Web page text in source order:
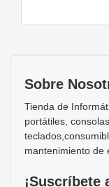
Sobre
Tienda de
portátiles,
mantenimiento de
¡Suscríbete